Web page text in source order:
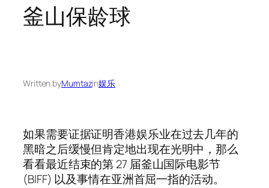
釜山保龄球
Written byMumtazin娱乐
如果需要证据证明香港娱乐业在过去几年的
黑暗之后缓慢但肯定地出现在光明中，那么
看看最近结束的第 27 届釜山国际电影节
(BIFF) 以及事情在亚洲首屈一指的活动。